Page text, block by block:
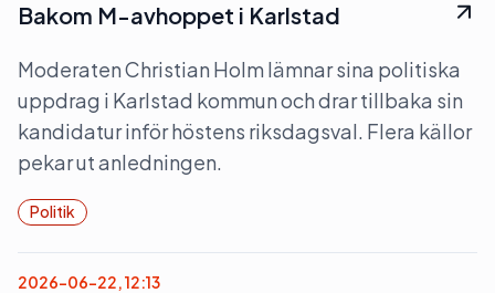
Bakom M-avhoppet i Karlstad
Moderaten Christian Holm lämnar sina politiska
uppdrag i Karlstad kommun och drar tillbaka sin
kandidatur inför höstens riksdagsval. Flera källor
pekar ut anledningen.
Politik
2026-06-22, 12:13